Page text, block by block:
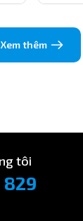
hít khác phù
gài size 50mm
Xem thêm
tôi
829